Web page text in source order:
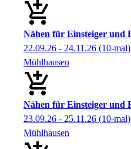
Nähen für Einsteiger und
22.09.26 - 24.11.26 (10-mal)
Mühlhausen
Nähen für Einsteiger und
23.09.26 - 25.11.26 (10-mal)
Mühlhausen